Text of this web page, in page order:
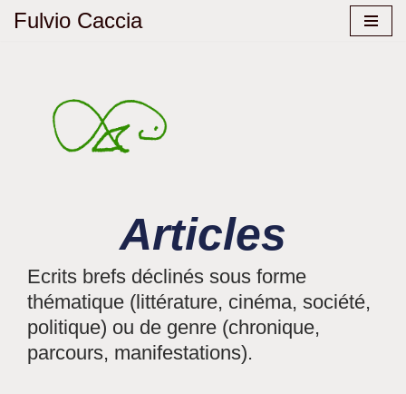
Fulvio Caccia
Articles
Ecrits brefs déclinés sous forme
thématique (littérature, cinéma, société,
politique) ou de genre (chronique,
parcours, manifestations).